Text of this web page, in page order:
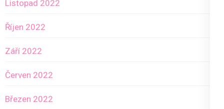
Listopad 2022
Říjen 2022
Září 2022
Červen 2022
Březen 2022